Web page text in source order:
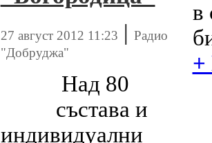
27 август 2012 11:23 | Радио
"Добруджа"
Над 80
състава и
индивидуални
в
+